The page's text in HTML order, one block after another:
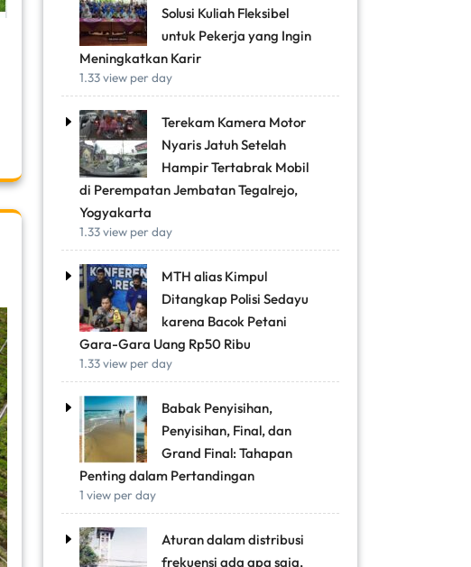
Solusi Kuliah Fleksibel
untuk Pekerja yang Ingin
Meningkatkan Karir
1.33 view per day
Terekam Kamera Motor
Nyaris Jatuh Setelah
Hampir Tertabrak Mobil
di Perempatan Jembatan Tegalrejo,
Yogyakarta
1.33 view per day
MTH alias Kimpul
Ditangkap Polisi Sedayu
karena Bacok Petani
Gara-Gara Uang Rp50 Ribu
1.33 view per day
Babak Penyisihan,
Penyisihan, Final, dan
Grand Final: Tahapan
Penting dalam Pertandingan
1 view per day
Aturan dalam distribusi
frekuensi ada apa saja,